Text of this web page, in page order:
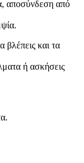
αποσύνδεση από
βλέπεις και τα
ή ασκήσεις